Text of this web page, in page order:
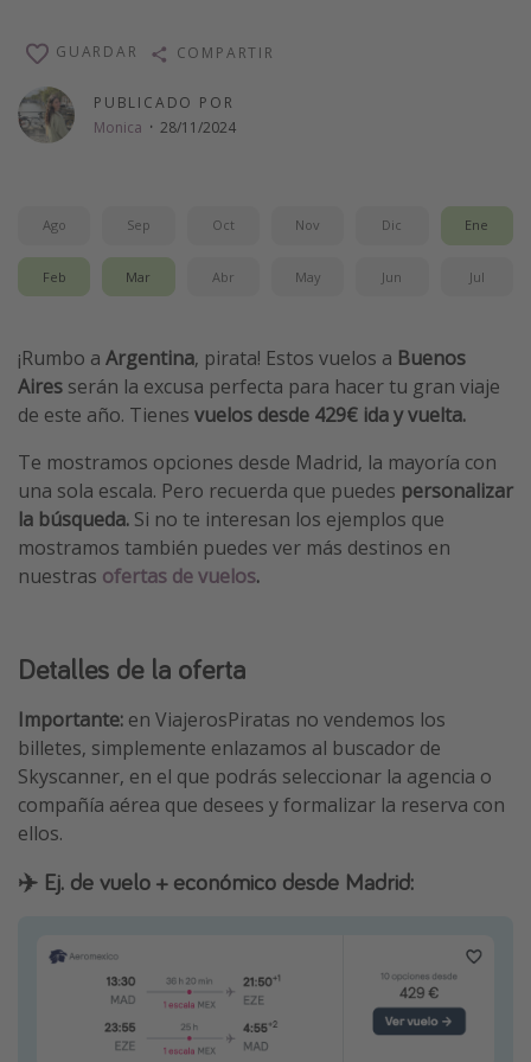
Viajes para singles
Escapadas románticas
Trabajar en el extranjero
Cruceros por el Mediterráneo
Hoteles más hot de España
Parques de atracciones
Viaja con musicales
El Rey León el musical
Harry Potter en Londres y otros destinos
Eventos deportivos
PUBLICADO POR
Monica · 28/11/2024
GUARDAR COMPARTIR
Ago Sep Oct Nov Dic Ene
Feb Mar Abr May Jun Jul
¡Rumbo a Argentina, pirata! Estos vuelos a Buenos
Aires serán la excusa perfecta para hacer tu gran viaje
de este año. Tienes vuelos desde 429€ ida y vuelta.
Te mostramos opciones desde Madrid, la mayoría con
una sola escala. Pero recuerda que puedes personalizar
la búsqueda. Si no te interesan los ejemplos que
mostramos también puedes ver más destinos en
nuestras ofertas de vuelos.
Detalles de la oferta
Importante: en ViajerosPiratas no vendemos los
billetes, simplemente enlazamos al buscador de
Skyscanner, en el que podrás seleccionar la agencia o
compañía aérea que desees y formalizar la reserva con
ellos.
✈️ Ej. de vuelo + económico desde Madrid: